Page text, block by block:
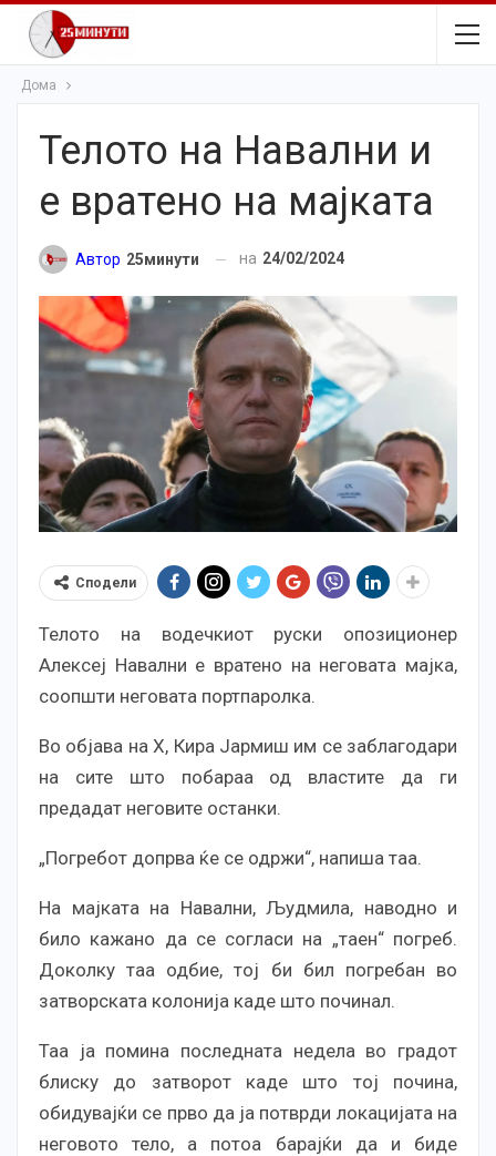
Дома
Телото на Навални и
е вратено на мајката
Автор 25минути на 24/02/2024
Сподели
Телото на водечкиот руски опозиционер
Алексеј Навални е вратено на неговата мајка,
соопшти неговата портпаролка.
Во објава на Х, Кира Јармиш им се заблагодари
на сите што побараа од властите да ги
предадат неговите останки.
„Погребот допрва ќе се одржи“, напиша таа.
На мајката на Навални, Људмила, наводно и
било кажано да се согласи на „таен“ погреб.
Доколку таа одбие, тој би бил погребан во
затворската колонија каде што починал.
Таа ја помина последната недела во градот
блиску до затворот каде што тој почина,
обидувајќи се прво да ја потврди локацијата на
неговото тело, а потоа барајќи да и биде